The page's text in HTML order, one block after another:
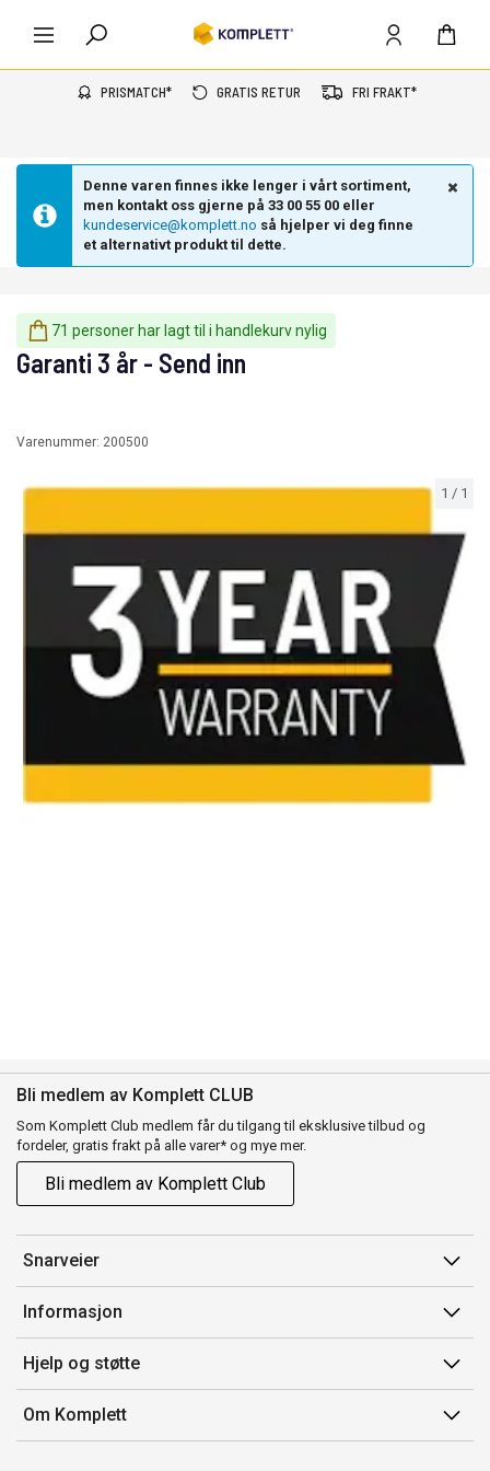
PRISMATCH* GRATIS RETUR FRI FRAKT*
Denne varen finnes ikke lenger i vårt sortiment,
men kontakt oss gjerne på 33 00 55 00 eller
kundeservice@komplett.no så hjelper vi deg finne
et alternativt produkt til dette.
71 personer har lagt til i handlekurv nylig
1 / 1
Garanti 3 år - Send inn
Varenummer: 200500
Bli medlem av Komplett CLUB
Som Komplett Club medlem får du tilgang til eksklusive tilbud og
fordeler, gratis frakt på alle varer* og mye mer.
Bli medlem av Komplett Club
Snarveier
Min side
Ordreoversikt
Flex
Komplett Club
Informasjon
Salgsbetingelser
Medlemsvilkår for Komplett Club
Merker/produsent
Hjelp og støtte
Kontakt oss
Kundeservice
Om Komplett